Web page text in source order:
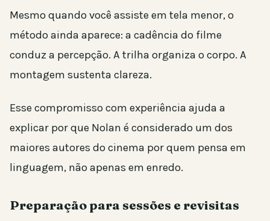
Mesmo quando você assiste em tela menor, o
método ainda aparece: a cadência do filme
conduz a percepção. A trilha organiza o corpo. A
montagem sustenta clareza.
Esse compromisso com experiência ajuda a
explicar por que Nolan é considerado um dos
maiores autores do cinema por quem pensa em
linguagem, não apenas em enredo.
Preparação para sessões e revisitas